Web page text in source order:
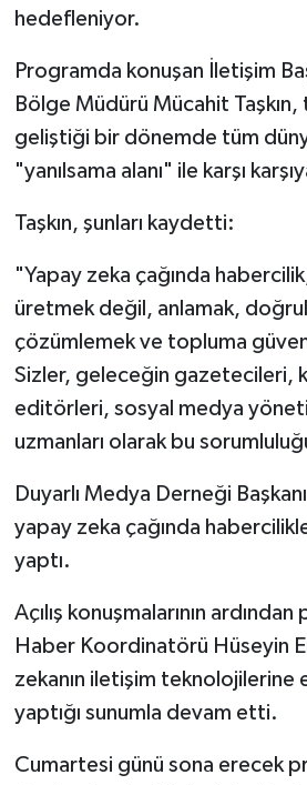
hedefleniyor.
Programda konuşan İletişim
Bölge Müdürü Mücahit Taşkın,
geliştiği bir dönemde tüm
"yanılsama alanı" ile karşı
Taşkın, şunları kaydetti:
"Yapay zeka çağında
üretmek değil, anlamak,
çözümlemek ve topluma
Sizler, geleceğin gazetecileri,
editörleri, sosyal medya
uzmanları olarak bu
Duyarlı Medya Derneği
yapay zeka çağında
yaptı.
Açılış konuşmalarının
Haber Koordinatörü Hüseyin
zekanın iletişim teknolojilerine
yaptığı sunumla devam etti.
Cumartesi günü sona erecek